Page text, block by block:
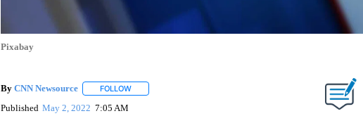
Pixabay
By CNN Newsource FOLLOWFOLLOW "" TO RECEIVE NOTIFICATIONS ABOUT NEW PAGES
Published May 2, 2022 7:05 AM